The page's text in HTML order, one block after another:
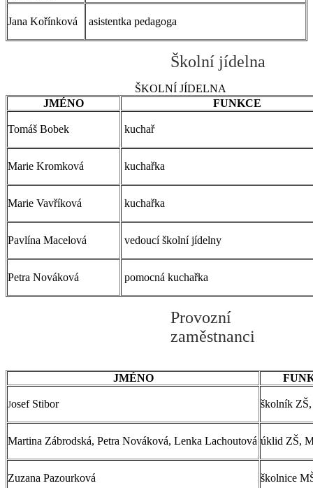
Jana Kořínková asistentka pedagoga
Školní jídelna
ŠKOLNÍ JÍDELNA
JMÉNO
FUNKCE
Tomáš Bobek kuchař
Marie Kromková kuchařka
Marie Vavříková kuchařka
Pavlína Macelová vedoucí školní jídelny
Petra Nováková pomocná kuchařka
Provozní
zaměstnanci
JMÉNO
Josef Stibor školník
Martina Zábrodská, Petra Nováková, Lenka Lachoutová úklid ZŠ,
Zuzana Pazourková školnice